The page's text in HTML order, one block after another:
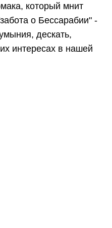
который мнит
о Бессарабии" -
дескать,
интересах в нашей